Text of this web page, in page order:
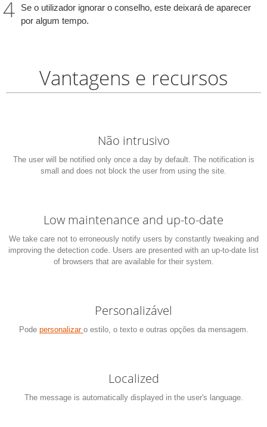
Se o utilizador ignorar o conselho, este deixará de aparecer
por algum tempo.
Vantagens e recursos
Não intrusivo
The user will be notified only once a day by default. The notification is
small and does not block the user from using the site.
Low maintenance and up-to-date
We take care not to erroneously notify users by constantly tweaking and
improving the detection code. Users are presented with an up-to-date list
of browsers that are available for their system.
Personalizável
Pode personalizar o estilo, o texto e outras opções da mensagem.
Localized
The message is automatically displayed in the user's language.